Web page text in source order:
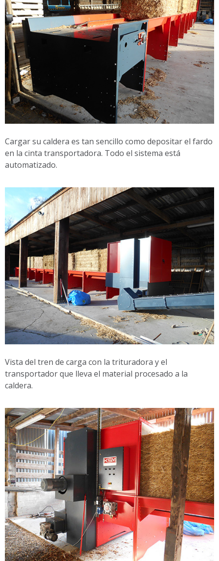
Cargar su caldera es tan sencillo como depositar el fardo
en la cinta transportadora. Todo el sistema está
automatizado.
Vista del tren de carga con la trituradora y el
transportador que lleva el material procesado a la
caldera.